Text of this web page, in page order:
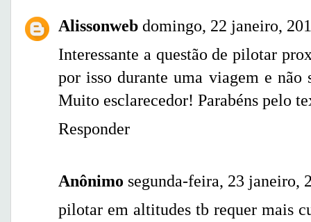
Alissonweb domingo, 22 janeiro,
Interessante a questão de pilotar
por isso durante uma viagem e
Muito esclarecedor! Parabéns pelo
Responder
Anônimo segunda-feira, 23 janeiro,
pilotar em altitudes tb requer mais